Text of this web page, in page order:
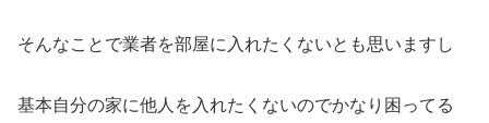
そんなことで業者を部屋に入れたくないとも思いますし
基本自分の家に他人を入れたくないのでかなり困ってる